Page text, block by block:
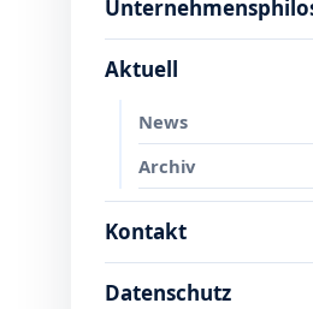
Aktuell
News
Archiv
Kontakt
Datenschutz